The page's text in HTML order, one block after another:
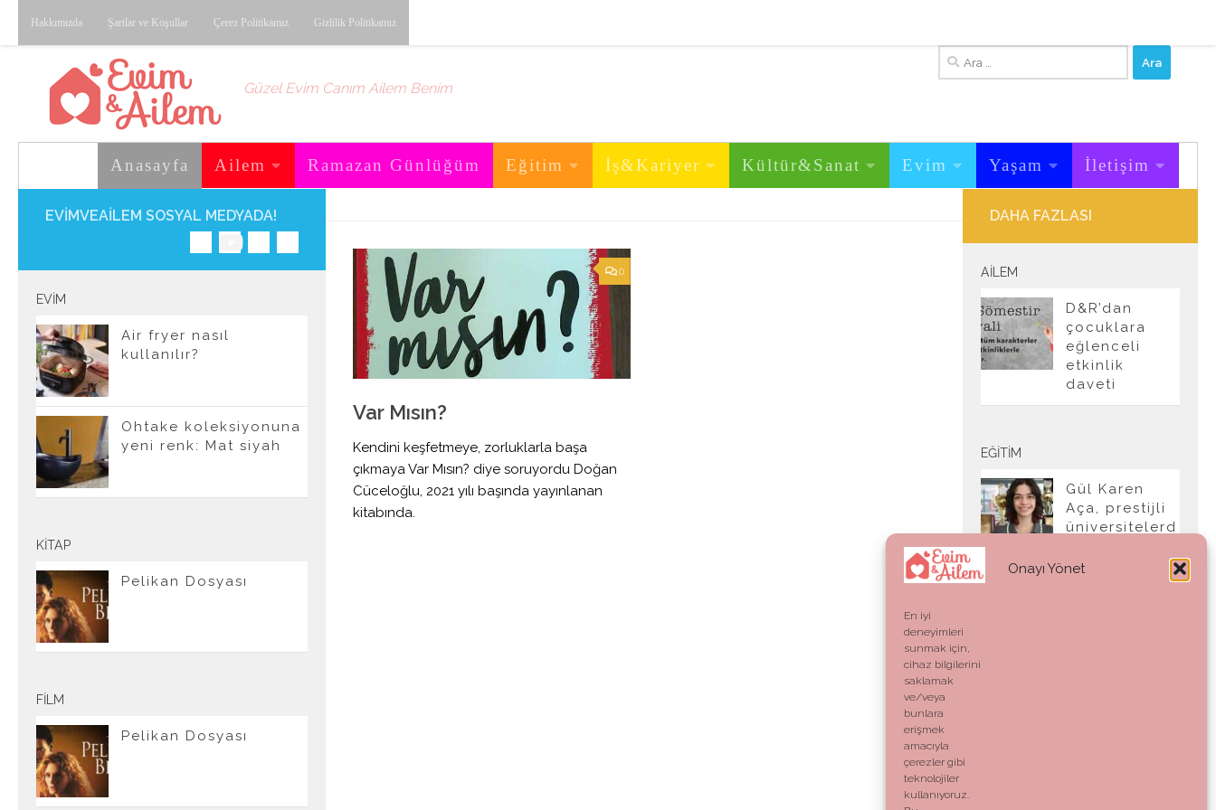
Onayı Yönet
En iyi
deneyimleri
sunmak için,
cihaz bilgilerini
saklamak
ve/veya
bunlara
erişmek
amacıyla
çerezler gibi
teknolojiler
kullanıyoruz.
Skip to content
Hakkımızda Şartlar ve Koşullar Çerez Politikamız Gizlilik Politikamız
Güzel Evim Canım Ailem Benim
Arama:
Anasayfa Ailem Ramazan Günlüğüm Eğitim İş&Kariyer Kültür&Sanat Evim Yaşam İletişim
0
Var Mısın?
Kendini keşfetmeye, zorluklarla başa
çıkmaya Var Mısın? diye soruyordu Doğan
Cüceloğlu, 2021 yılı başında yayınlanan
kitabında.
EVIMVEAILEM SOSYAL MEDYADA!
EVIM
Air fryer nasıl
kullanılır?
Ohtake koleksiyonuna
yeni renk: Mat siyah
KITAP
Pelikan Dosyası
FILM
Pelikan Dosyası
DAHA FAZLASI
AILEM
D&R’dan
çocuklara
eğlenceli
etkinlik
daveti
EĞITIM
Gül Karen
Aça, prestijli
üniversitelerd
kabul aldı